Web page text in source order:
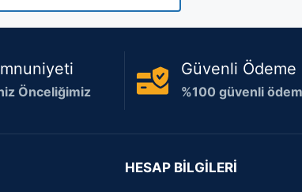
Önceliğimiz
Güvenli Ödeme
%100 güvenli
HESAP BİLGİLERİ